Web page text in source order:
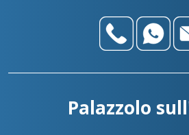
Palazzolo